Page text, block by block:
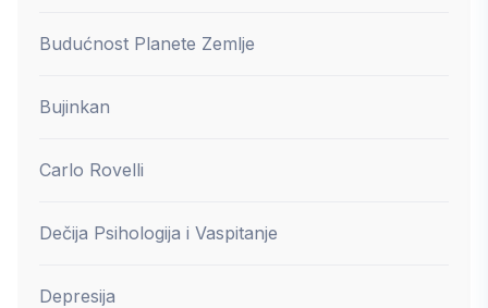
Budućnost Planete Zemlje
Bujinkan
Carlo Rovelli
Dečija Psihologija i Vaspitanje
Depresija